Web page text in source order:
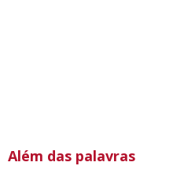
Além das palavras